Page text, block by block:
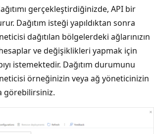
gerçekleştirdiğinizde, API bir
Dağıtım isteği yapıldıktan sonra
dağıtılan bölgelerdeki ağlarınızın
ve değişiklikleri yapmak için
istemektedir. Dağıtım durumunu
örneğinizin veya ağ yöneticinizin
görebilirsiniz.